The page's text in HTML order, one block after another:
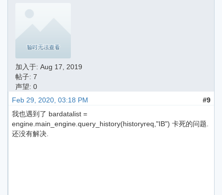
加入于: Aug 17, 2019
帖子: 7
声望: 0
Feb 29, 2020, 03:18 PM
#9
我也遇到了 bardatalist =
engine.main_engine.query_history(historyreq,"IB") 卡死的问题.
还没有解决.